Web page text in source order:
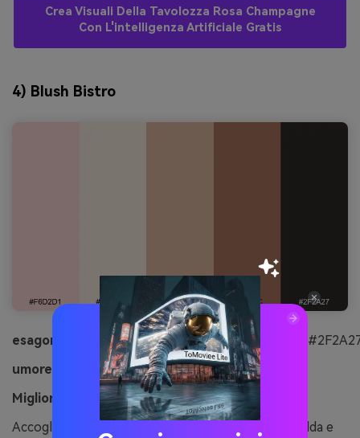
Crea Visuali Della Tavolozza Rosa Champagne
Con L'intelligenza Artificiale Gratis
4) Blush Bistro
esagonale:
umore:
Accogliente, appetitoso, artigianale
Migliore per:
Caffè menu design
Accogliente e appetitoso come una pasticceria calda e